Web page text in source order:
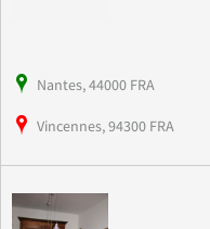
Nantes, 44000 FRA
Vincennes, 94300 FRA